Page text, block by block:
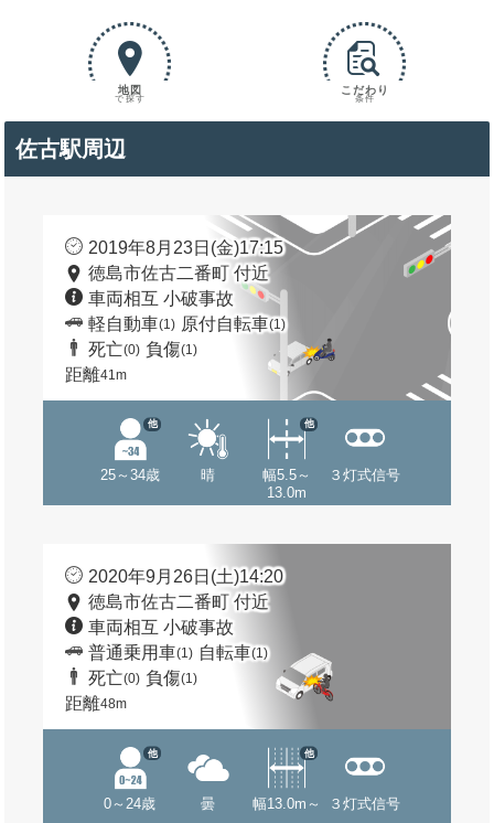
地図
で探す
こだわり
条件
佐古駅周辺
2019年8月23日(金)17:15
徳島市佐古二番町 付近
車両相互 小破事故
軽自動車(1) 原付自転車(1)
死亡(0) 負傷(1)
距離41m
25～34歳
他
晴
幅5.5～
13.0m
他
３灯式信号
2020年9月26日(土)14:20
徳島市佐古二番町 付近
車両相互 小破事故
普通乗用車(1) 自転車(1)
死亡(0) 負傷(1)
距離48m
0～24歳
他
曇 幅13.0m～
他
３灯式信号